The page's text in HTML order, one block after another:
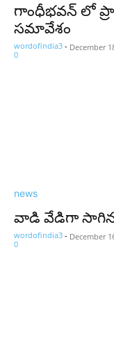
గాంధీభవన్ లో
సమావేశం
wordofindia3 - December
0
news
వాడి వేడిగా సాగిన
wordofindia3 - December
0